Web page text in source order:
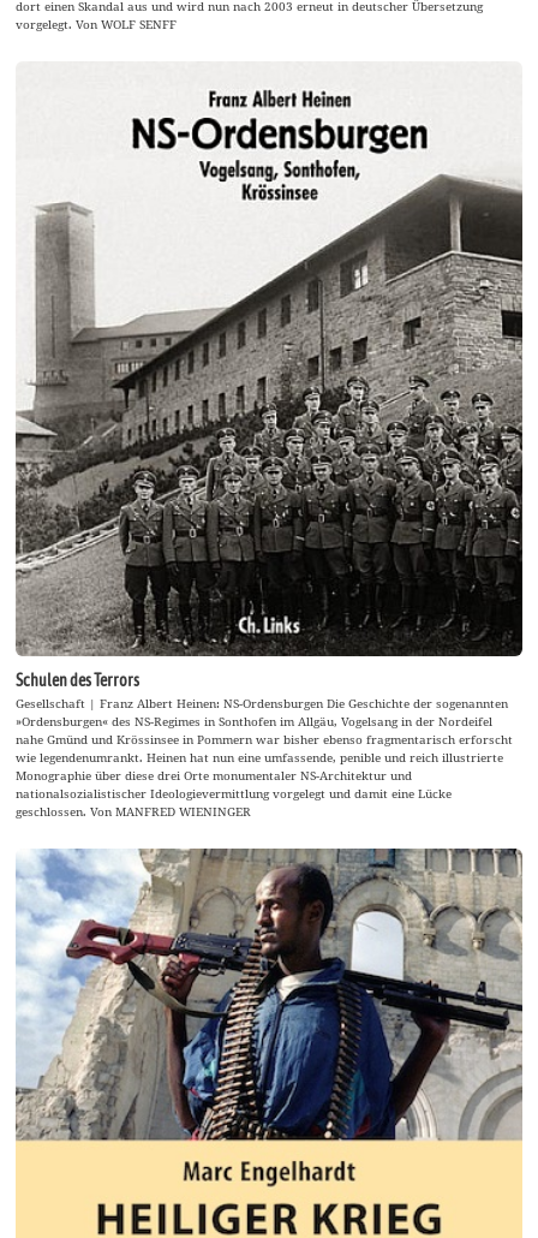
dort einen Skandal aus und wird nun nach 2003 erneut in deutscher Übersetzung
vorgelegt. Von WOLF SENFF
Schulen des Terrors
Gesellschaft | Franz Albert Heinen: NS-Ordensburgen Die Geschichte der sogenannten
»Ordensburgen« des NS-Regimes in Sonthofen im Allgäu, Vogelsang in der Nordeifel
nahe Gmünd und Krössinsee in Pommern war bisher ebenso fragmentarisch erforscht
wie legendenumrankt. Heinen hat nun eine umfassende, penible und reich illustrierte
Monographie über diese drei Orte monumentaler NS-Architektur und
nationalsozialistischer Ideologievermittlung vorgelegt und damit eine Lücke
geschlossen. Von MANFRED WIENINGER